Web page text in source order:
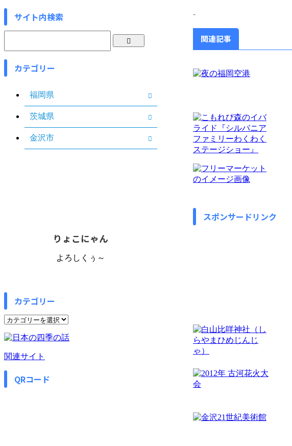
-
関連記事
スポンサードリンク
サイト内検索
カテゴリー
福岡県
茨城県
金沢市
りょこにゃん
よろしくぅ～
カテゴリー
カ
ゴ
リ
ー
関連サイト
QRコード